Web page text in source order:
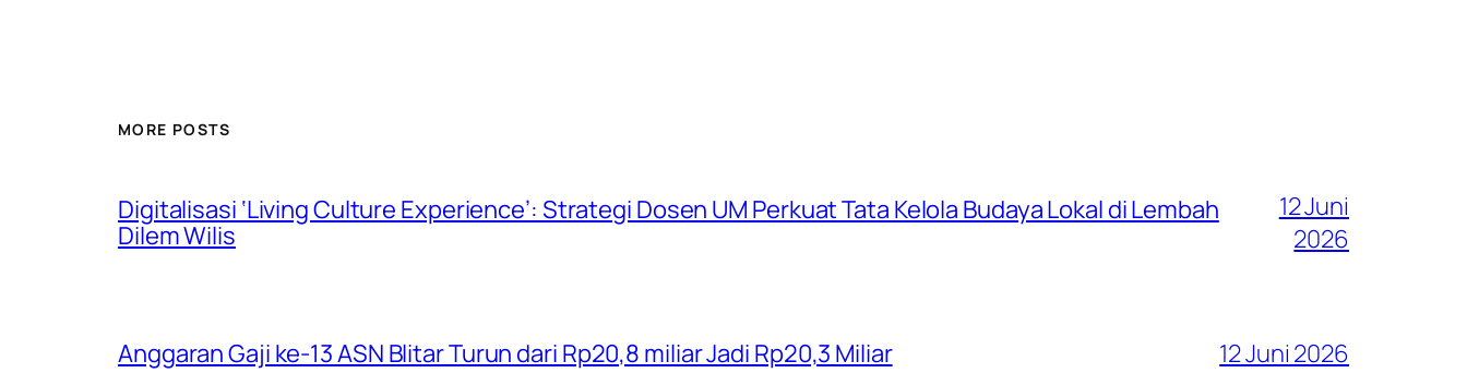
MORE POSTS
Digitalisasi ‘Living Culture Experience’: Strategi Dosen UM Perkuat Tata Kelola Budaya Lokal di Lembah
Dilem Wilis
12 Juni
2026
Anggaran Gaji ke-13 ASN Blitar Turun dari Rp20,8 miliar Jadi Rp20,3 Miliar 12 Juni 2026